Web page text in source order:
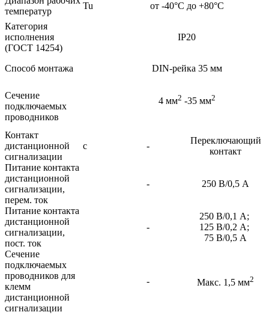
температур
Tu
от -40°С до +80°С
Категория
исполнения
(ГОСТ 14254)
IP20
Способ монтажа DIN-рейка 35 мм
Сечение
подключаемых
проводников
4 мм2 -35 мм2
Контакт
дистанционной
сигнализации
с -
Переключающий
контакт
Питание контакта
дистанционной
сигнализации,
перем. ток
- 250 В/0,5 А
Питание контакта
дистанционной
сигнализации,
пост. ток
-
250 В/0,1 А;
125 В/0,2 А;
75 В/0,5 А
Сечение
подключаемых
проводников для
клемм
дистанционной
сигнализации
- Макс. 1,5 мм2